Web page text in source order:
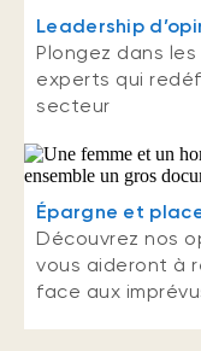
Leadership
Plongez dans
experts qui
secteur
Épargne et
Découvrez nos
vous aideront à
face aux